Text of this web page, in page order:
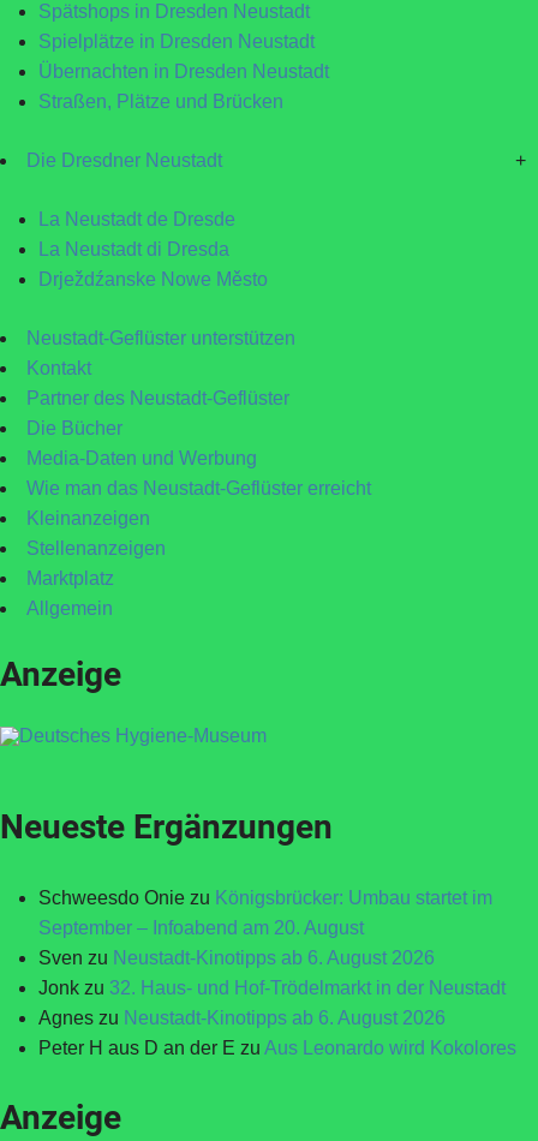
Spätshops in Dresden Neustadt
Spielplätze in Dresden Neustadt
Übernachten in Dresden Neustadt
Straßen, Plätze und Brücken
Die Dresdner Neustadt +
La Neustadt de Dresde
La Neustadt di Dresda
Drježdźanske Nowe Město
Neustadt-Geflüster unterstützen
Kontakt
Partner des Neustadt-Geflüster
Die Bücher
Media-Daten und Werbung
Wie man das Neustadt-Geflüster erreicht
Kleinanzeigen
Stellenanzeigen
Marktplatz
Allgemein
Anzeige
Neueste Ergänzungen
Schweesdo Onie zu Königsbrücker: Umbau startet im
September – Infoabend am 20. August
Sven zu Neustadt-Kinotipps ab 6. August 2026
Jonk zu 32. Haus- und Hof-Trödelmarkt in der Neustadt
Agnes zu Neustadt-Kinotipps ab 6. August 2026
Peter H aus D an der E zu Aus Leonardo wird Kokolores
Anzeige